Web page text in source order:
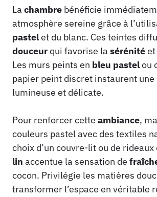
La chambre bénéficie
atmosphère sereine grâce à
pastelet du blanc. Ces teintes
douceur qui favorise la sérénitéet
Les murs peints en bleu pastelou
papier peint discret instaurent une
lumineuse et délicate.
Pour renforcer cette ambiance,
couleurs pastel avec des textiles
choix d’un couvre-lit ou de rideaux
lin accentue la sensation de
cocon. Privilégie les matières
transformer l’espace en véritable